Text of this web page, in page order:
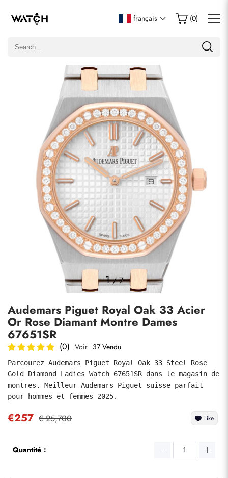
français (0)
1/7
Audemars Piguet Royal Oak 33 Acier
Or Rose Diamant Montre Dames
67651SR
(0) Voir 37 Vendu
Parcourez Audemars Piguet Royal Oak 33 Steel Rose
Gold Diamond Ladies Watch 67651SR dans le magasin de
montres. Meilleur Audemars Piguet suisse parfait
pour hommes et femmes 2025.
€257 € 25,700 Like
Quantité：
Écrire un commentaire
Seuls les clients ayant acheté cet article sont autorisés à
commentaires
soumettre